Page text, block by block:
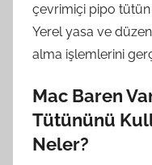
çevrimiçi pipo tütün
Yerel yasa ve
alma işlemlerini
Mac Baren
Tütününü
Neler?